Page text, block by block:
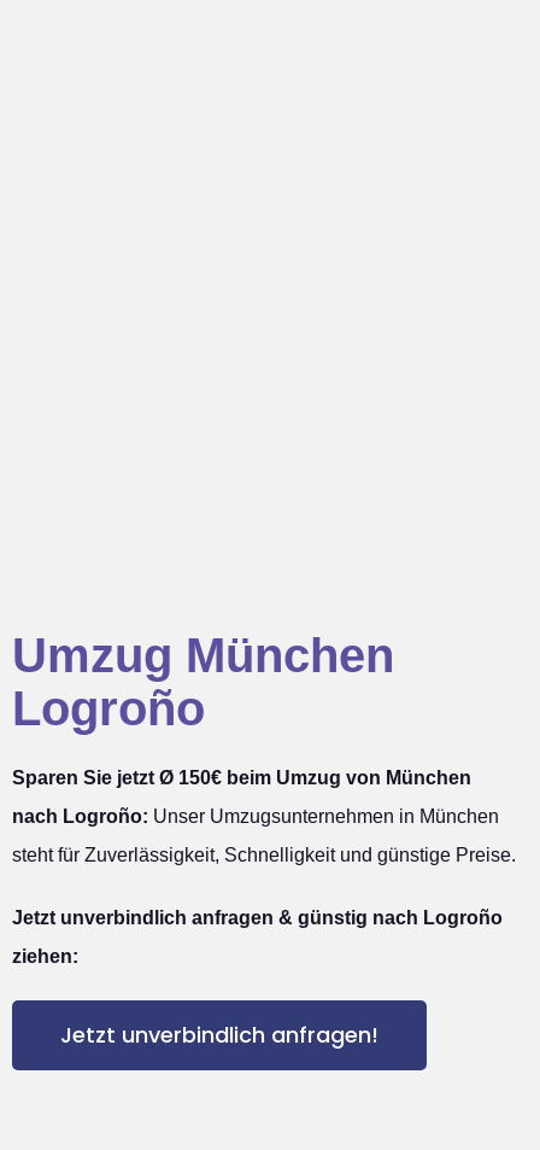
Umzug München
Logroño
Sparen Sie jetzt Ø 150€ beim Umzug von München
nach Logroño: Unser Umzugsunternehmen in München
steht für Zuverlässigkeit, Schnelligkeit und günstige Preise.
Jetzt unverbindlich anfragen & günstig nach Logroño
ziehen:
Jetzt unverbindlich anfragen!